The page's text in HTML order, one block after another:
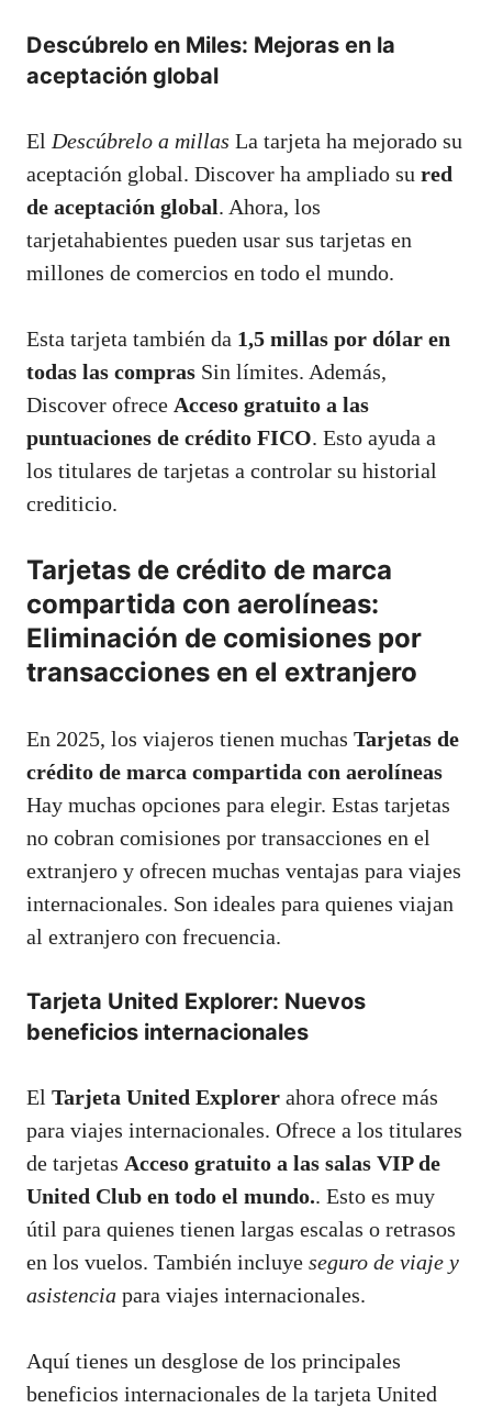
Descúbrelo en Miles: Mejoras en la
aceptación global
El Descúbrelo a millas La tarjeta ha mejorado su
aceptación global. Discover ha ampliado su red
de aceptación global. Ahora, los
tarjetahabientes pueden usar sus tarjetas en
millones de comercios en todo el mundo.
Esta tarjeta también da 1,5 millas por dólar en
todas las compras Sin límites. Además,
Discover ofrece Acceso gratuito a las
puntuaciones de crédito FICO. Esto ayuda a
los titulares de tarjetas a controlar su historial
crediticio.
Tarjetas de crédito de marca
compartida con aerolíneas:
Eliminación de comisiones por
transacciones en el extranjero
En 2025, los viajeros tienen muchas Tarjetas de
crédito de marca compartida con aerolíneas
Hay muchas opciones para elegir. Estas tarjetas
no cobran comisiones por transacciones en el
extranjero y ofrecen muchas ventajas para viajes
internacionales. Son ideales para quienes viajan
al extranjero con frecuencia.
Tarjeta United Explorer: Nuevos
beneficios internacionales
El Tarjeta United Explorer ahora ofrece más
para viajes internacionales. Ofrece a los titulares
de tarjetas Acceso gratuito a las salas VIP de
United Club en todo el mundo.. Esto es muy
útil para quienes tienen largas escalas o retrasos
en los vuelos. También incluye seguro de viaje y
asistencia para viajes internacionales.
Aquí tienes un desglose de los principales
beneficios internacionales de la tarjeta United